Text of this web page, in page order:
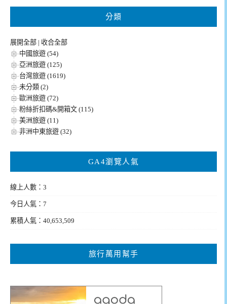
分類
展開全部 | 收合全部
中國旅遊 (54)
亞洲旅遊 (125)
台灣旅遊 (1619)
未分類 (2)
歐洲旅遊 (72)
粉絲折扣碼&開箱文 (115)
美洲旅遊 (11)
非洲中東旅遊 (32)
GA4瀏覽人氣
線上人數：3
今日人氣：7
累積人氣：40,653,509
旅行萬用幫手